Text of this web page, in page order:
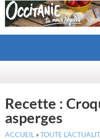
Recette :
asperges
ACCUEIL »TOUTE